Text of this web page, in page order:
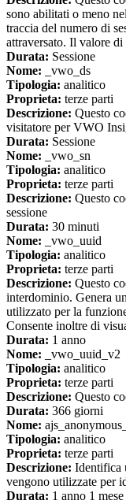
sono abilitati o meno
traccia del numero di
attraversato. Il valore di
Durata: Sessione
Nome: _vwo_ds
Tipologia: analitico
Proprieta: terze parti
Descrizione: Questo
visitatore per VWO
Durata: Sessione
Nome: _vwo_sn
Tipologia: analitico
Proprieta: terze parti
Descrizione: Questo
sessione
Durata: 30 minuti
Nome: _vwo_uuid
Tipologia: analitico
Proprieta: terze parti
Descrizione: Questo
interdominio. Genera
utilizzato per la
Consente inoltre di
Durata: 1 anno
Nome: _vwo_uuid_v2
Tipologia: analitico
Proprieta: terze parti
Descrizione: Questo
Durata: 366 giorni
Nome:
Tipologia: analitico
Proprieta: terze parti
Descrizione: Identifica
vengono utilizzate per
Durata: 1 anno 1 mese